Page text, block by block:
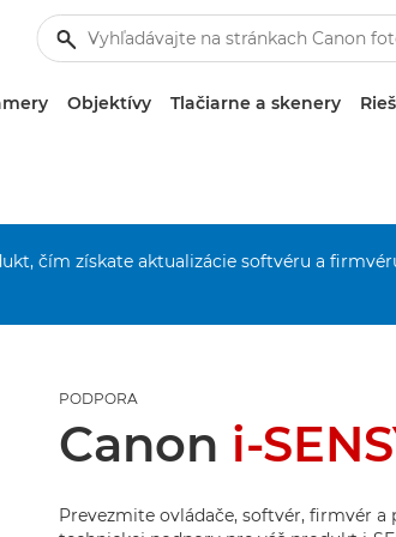
Objektívy Tlačiarne a skenery
čím získate aktualizácie softvéru a
PODPORA
Canon i-
Prevezmite ovládače, softvér, firmvér